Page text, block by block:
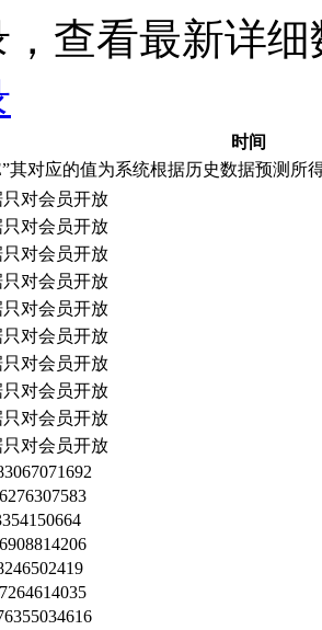
查看最新详细
时间
”其对应的值为系统根据历史数据预测所
对会员开放
对会员开放
对会员开放
对会员开放
对会员开放
对会员开放
对会员开放
对会员开放
对会员开放
对会员开放